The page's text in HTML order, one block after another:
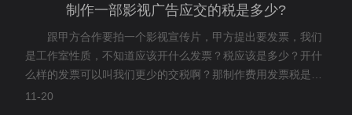
制作一部影视广告应交的税是多少?
跟甲方合作要拍一个影视宣传片，甲方提出要发票，我们
是工作室性质，不知道应该开什么发票？税应该是多少？开什
么样的发票可以叫我们更少的交税啊？那制作费用发票税是多
少？或者设计费用税？
11-20